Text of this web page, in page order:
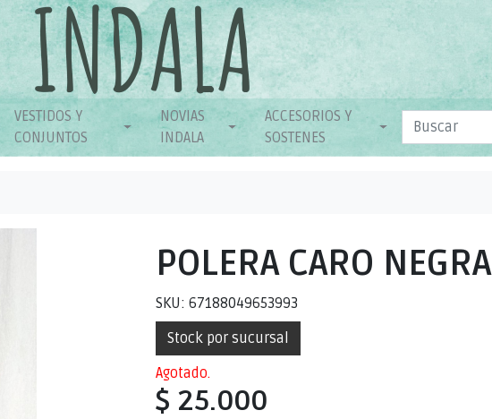
VESTIDOS Y
CONJUNTOS
NOVIAS
INDALA
ACCESORIOS Y
SOSTENES
POLERA CARO NEGRA
SKU: 67188049653993
Stock por sucursal
Agotado.
$ 25.000